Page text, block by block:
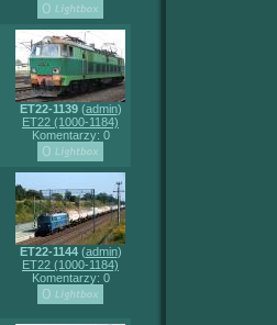
ET22-1139(admin)
ET22 (1000-1184)
Komentarzy: 0
ET22-1144(admin)
ET22 (1000-1184)
Komentarzy: 0